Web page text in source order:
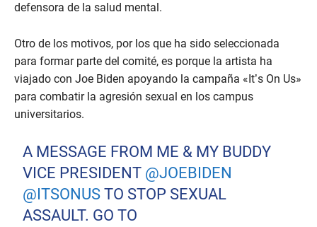
defensora de la salud mental.
Otro de los motivos, por los que ha sido seleccionada
para formar parte del comité, es porque la artista ha
viajado con Joe Biden apoyando la campaña «It’s On Us»
para combatir la agresión sexual en los campus
universitarios.
A MESSAGE FROM ME & MY BUDDY
VICE PRESIDENT @JOEBIDEN
@ITSONUS TO STOP SEXUAL
ASSAULT. GO TO